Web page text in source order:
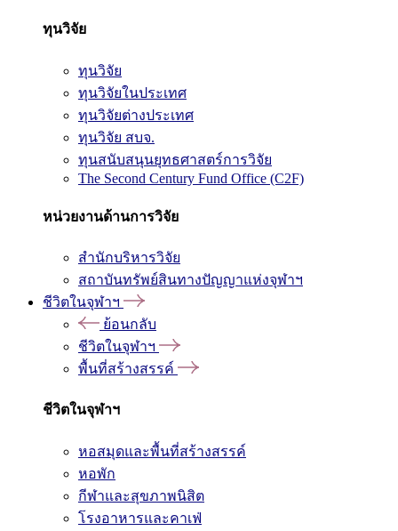
ทุนวิจัย
ทุนวิจัย
ทุนวิจัยในประเทศ
ทุนวิจัยต่างประเทศ
ทุนวิจัย สบจ.
ทุนสนับสนุนยุทธศาสตร์การวิจัย
The Second Century Fund Office (C2F)
หน่วยงานด้านการวิจัย
สำนักบริหารวิจัย
สถาบันทรัพย์สินทางปัญญาแห่งจุฬาฯ
ชีวิตในจุฬาฯ
ย้อนกลับ
ชีวิตในจุฬาฯ
พื้นที่สร้างสรรค์
ชีวิตในจุฬาฯ
หอสมุดและพื้นที่สร้างสรรค์
หอพัก
กีฬาและสุขภาพนิสิต
โรงอาหารและคาเฟ่